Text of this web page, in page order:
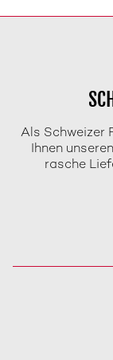
Als Schweizer
Ihnen
rasche